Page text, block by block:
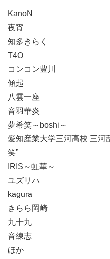
KanoN
夜宵
知多きらく
T4O
コンコン豊川
傾起
八雲一座
音羽華炎
夢希笑～boshi～
愛知産業大学三河高校 三河
笑”
IRIS～虹華～
ユズリハ
kagura
きらら岡崎
九十九
音練志
ほか